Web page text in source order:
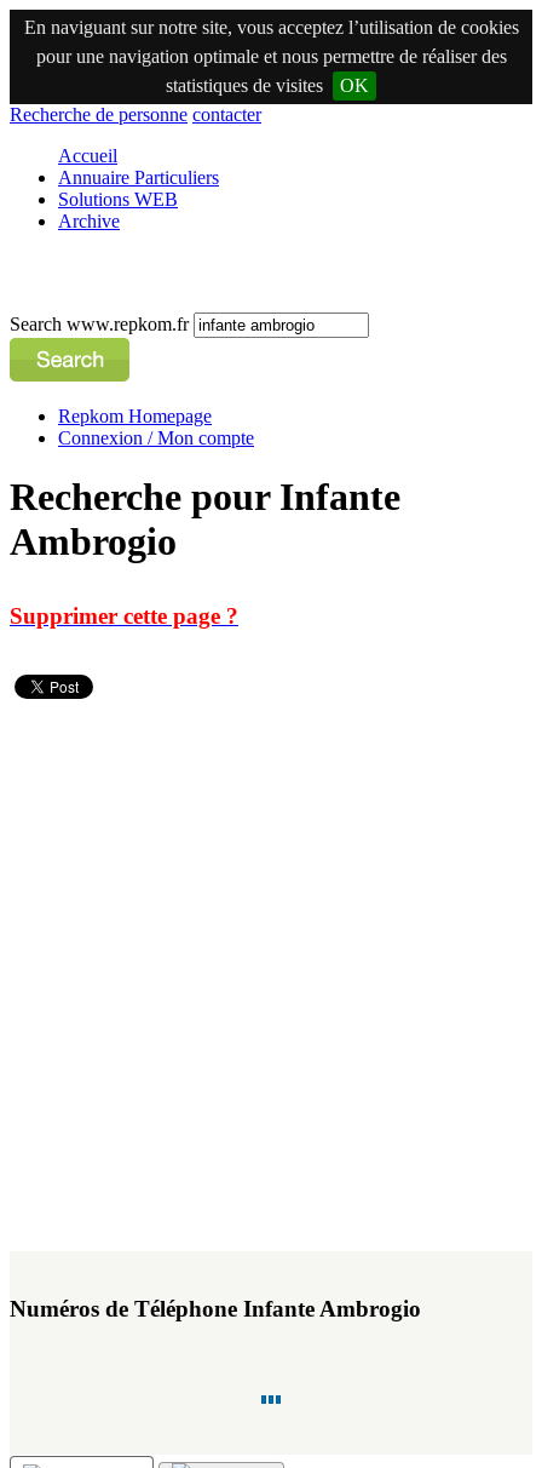
En naviguant sur notre site, vous acceptez l’utilisation de cookies
pour une navigation optimale et nous permettre de réaliser des
statistiques de visites
OK
Recherche de personne contacter
Accueil
Annuaire Particuliers
Solutions WEB
Archive
Search www.repkom.fr
Repkom Homepage
Connexion / Mon compte
Recherche pour Infante
Ambrogio
Supprimer cette page ?
Numéros de Téléphone Infante Ambrogio